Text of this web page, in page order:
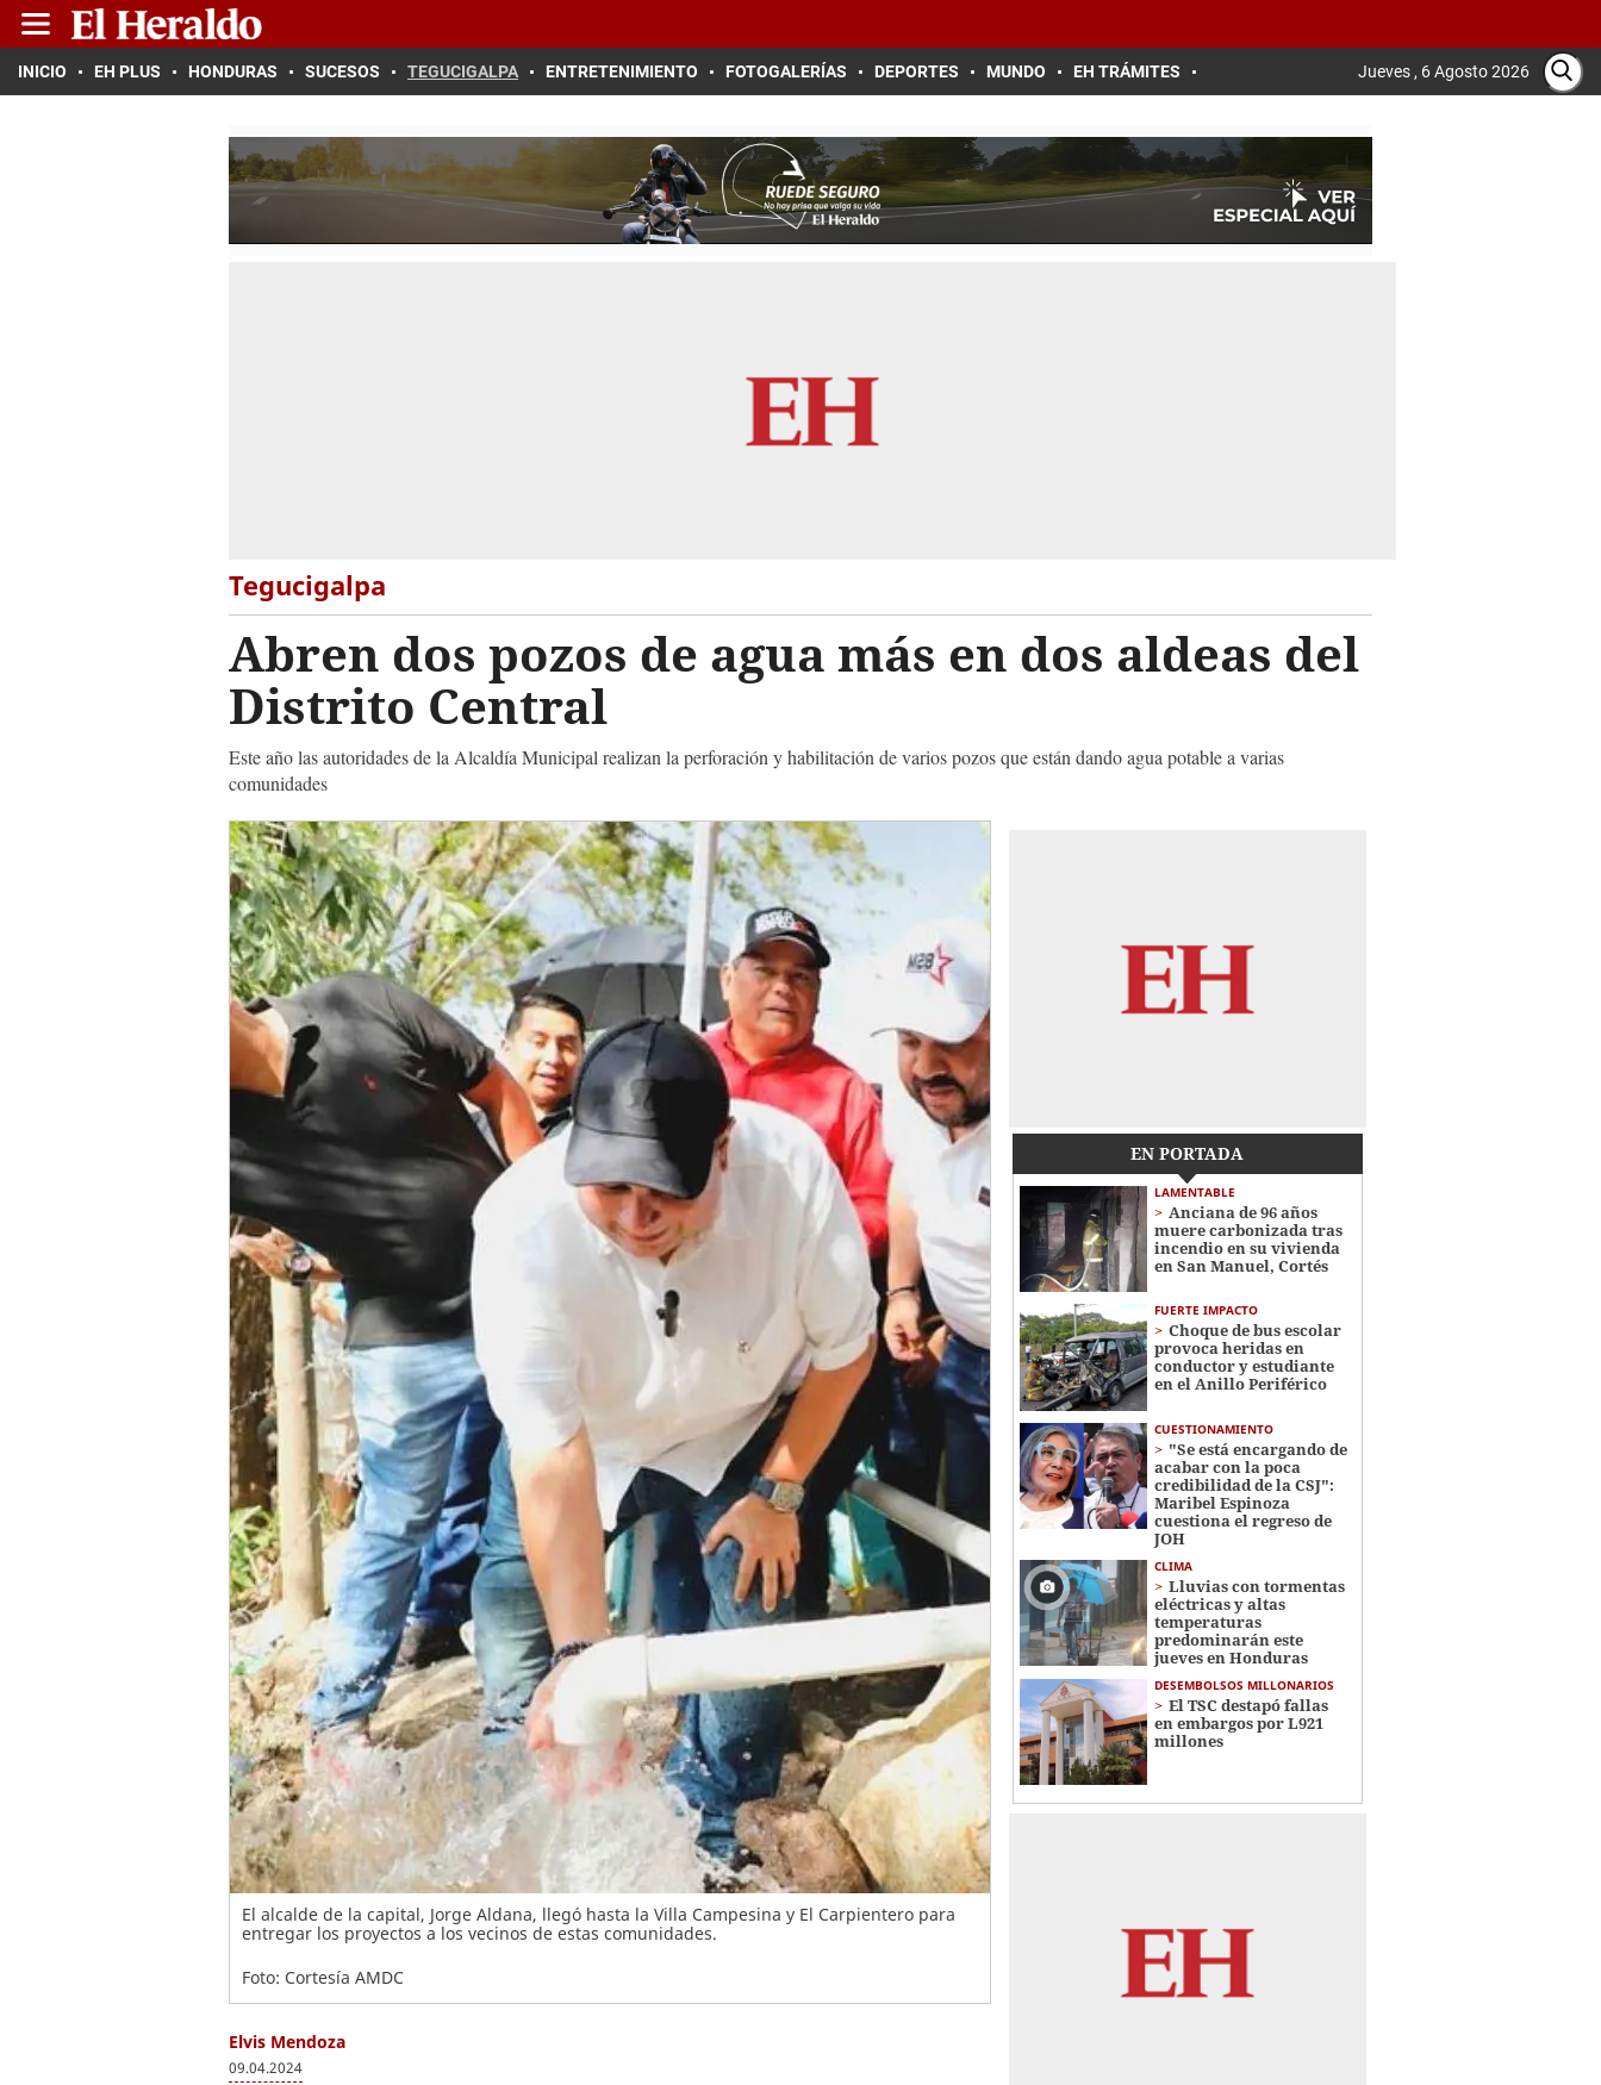
INICIO EH PLUS HONDURAS SUCESOS TEGUCIGALPA ENTRETENIMIENTO FOTOGALERÍAS DEPORTES MUNDO EH TRÁMITES Jueves , 6 Agosto 2026
Tegucigalpa
Abren dos pozos de agua más en dos aldeas del
Distrito Central
Este año las autoridades de la Alcaldía Municipal realizan la perforación y habilitación de varios pozos que están dando agua potable a varias
comunidades
El alcalde de la capital, Jorge Aldana, llegó hasta la Villa Campesina y El Carpientero para
entregar los proyectos a los vecinos de estas comunidades.
Foto: Cortesía AMDC
Elvis Mendoza
09.04.2024
EN PORTADA
LAMENTABLE
Anciana de 96 años
muere carbonizada tras
incendio en su vivienda
en San Manuel, Cortés
FUERTE IMPACTO
Choque de bus escolar
provoca heridas en
conductor y estudiante
en el Anillo Periférico
CUESTIONAMIENTO
"Se está encargando de
acabar con la poca
credibilidad de la CSJ":
Maribel Espinoza
cuestiona el regreso de
JOH
CLIMA
Lluvias con tormentas
eléctricas y altas
temperaturas
predominarán este
jueves en Honduras
DESEMBOLSOS MILLONARIOS
El TSC destapó fallas
en embargos por L921
millones